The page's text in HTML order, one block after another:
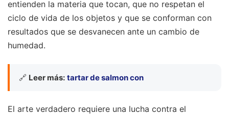
entienden la materia que tocan, que no respetan el
ciclo de vida de los objetos y que se conforman con
resultados que se desvanecen ante un cambio de
humedad.
🔗 Leer más: tartar de salmon con
El arte verdadero requiere una lucha contra el